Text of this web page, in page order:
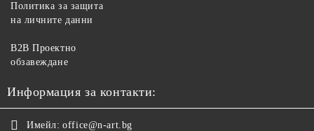
Политика за защита
на личните данни
B2B Проектно
обзавеждане
Информация за контакти:
Имейл: office@n-art.bg